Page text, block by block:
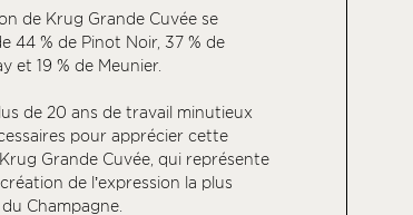
de Krug Grande Cuvée se
44 % de Pinot Noir, 37 % de
et 19 % de Meunier.
de 20 ans de travail minutieux
pour apprécier cette
Grande Cuvée, qui représente
de l’expression la plus
Champagne.